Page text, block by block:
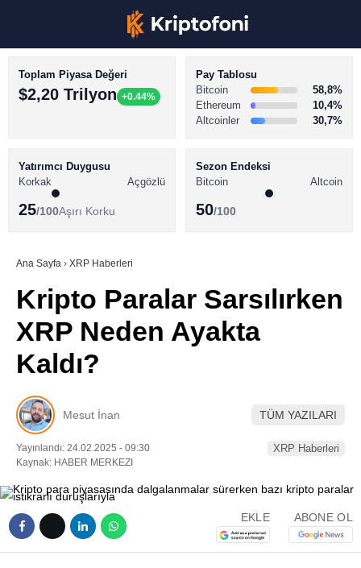
Youtube
TikTok
BİTCOİN HABERLERİ
ALTCOİN HABERLERİ
SÖZLÜK
Toplam Piyasa Değeri
$2,20 Trilyon +0.44%
Pay Tablosu
Bitcoin
58,8%
Ethereum
10,4%
Altcoinler
30,7%
Yatırımcı Duygusu
Korkak
Açgözlü
25/100Aşırı Korku
Sezon Endeksi
Bitcoin
Altcoin
50/100
Ana Sayfa › XRP Haberleri
Kripto Paralar Sarsılırken
XRP Neden Ayakta
Kaldı?
Mesut İnan TÜM YAZILARI
Yayınlandı: 24.02.2025 - 09:30
Kaynak: HABER MERKEZI
XRP Haberleri
EKLE ABONE OL